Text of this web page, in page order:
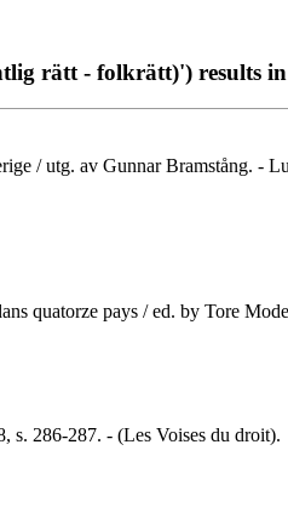
rätt - folkrätt)') results
/ utg. av Gunnar Bramstång. -
quatorze pays / ed. by Tore
s. 286-287. - (Les Voises du droit).